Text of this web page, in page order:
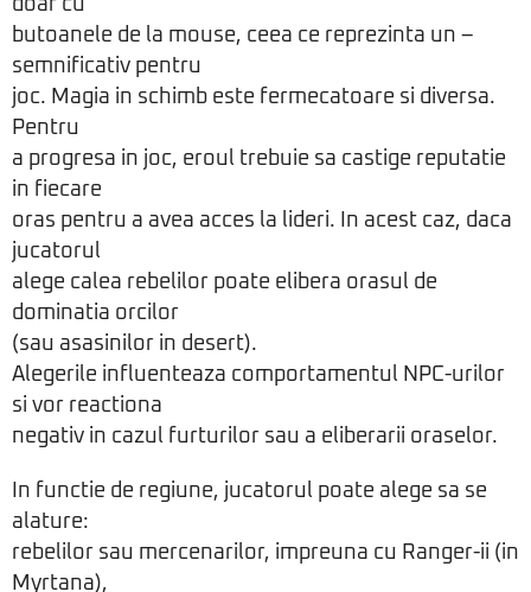
doar cu
butoanele de la mouse, ceea ce reprezinta un –
semnificativ pentru
joc. Magia in schimb este fermecatoare si diversa.
Pentru
a progresa in joc, eroul trebuie sa castige reputatie
in fiecare
oras pentru a avea acces la lideri. In acest caz, daca
jucatorul
alege calea rebelilor poate elibera orasul de
dominatia orcilor
(sau asasinilor in desert).
Alegerile influenteaza comportamentul NPC-urilor
si vor reactiona
negativ in cazul furturilor sau a eliberarii oraselor.
In functie de regiune, jucatorul poate alege sa se
alature:
rebelilor sau mercenarilor, impreuna cu Ranger-ii (in
Myrtana),